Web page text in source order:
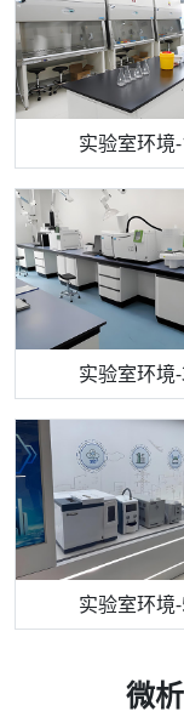
实验室环境-
实验室环境
实验室环境
机构质检技术
机构质检技术
机构质检技术
步入式恒温恒湿
高效液相色谱
气相色谱仪
微